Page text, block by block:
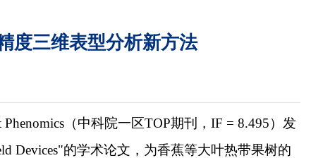
度三维表型分析新方法
（中科院一区TOP期刊，IF = 8.495）发
Devices"的学术论文，为香蕉等大叶热带果树的